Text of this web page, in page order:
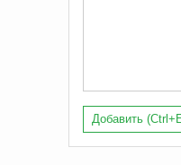
Добавить